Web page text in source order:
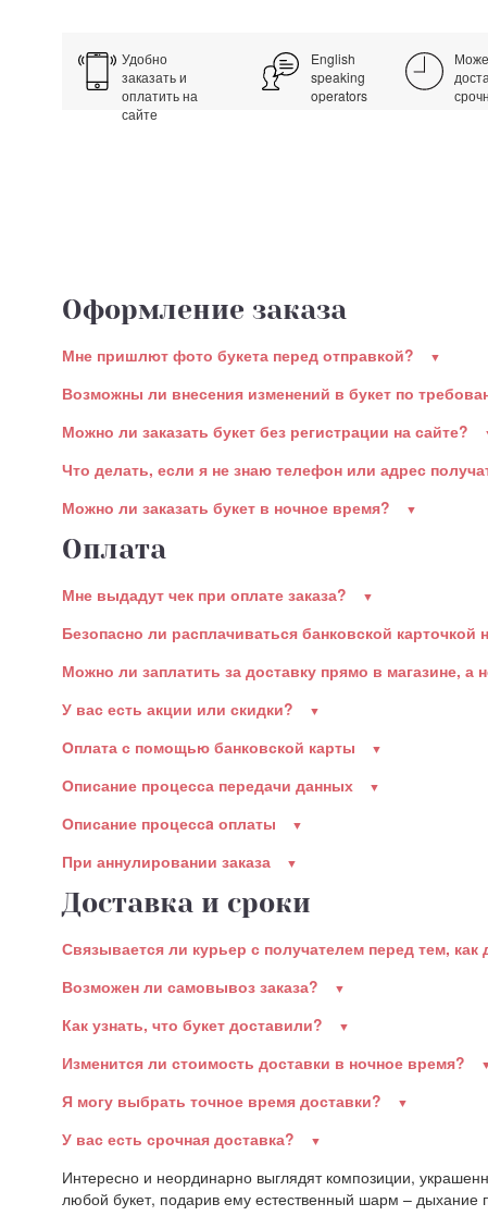
Удобно
заказать и
оплатить на
сайте
English
speaking
operators
Оформление заказа
Мне пришлют фото букета перед отправкой?
Возможны ли внесения изменений в букет по
Можно ли заказать букет без регистрации на сайте?
Что делать, если я не знаю телефон или адрес
Можно ли заказать букет в ночное время?
Оплата
Мне выдадут чек при оплате заказа?
Безопасно ли расплачиваться банковской карточкой
Можно ли заплатить за доставку прямо в магазине, а
У вас есть акции или скидки?
Оплата с помощью банковской карты
Описание процесса передачи данных
Описание процессa оплаты
При аннулировании заказа
Доставка и сроки
Связывается ли курьер с получателем перед тем, как
Возможен ли самовывоз заказа?
Как узнать, что букет доставили?
Изменится ли стоимость доставки в ночное время?
Я могу выбрать точное время доставки?
У вас есть срочная доставка?
Интересно и неординарно выглядят композиции,
любой букет, подарив ему естественный шарм –